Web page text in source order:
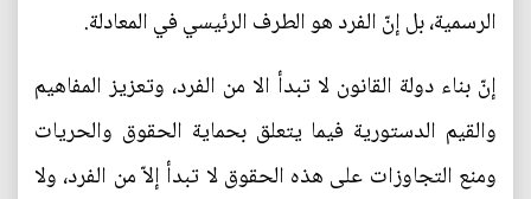
الرسمية، بل إنّ الفرد هو الطرف الرئيسي في المعادلة.
إنّ بناء دولة القانون لا تبدأ الا من الفرد، وتعزيز المفاهيم
والقيم الدستورية فيما يتعلق بحماية الحقوق والحريات
ومنع التجاوزات على هذه الحقوق لا تبدأ إلاّ من الفرد، ولا